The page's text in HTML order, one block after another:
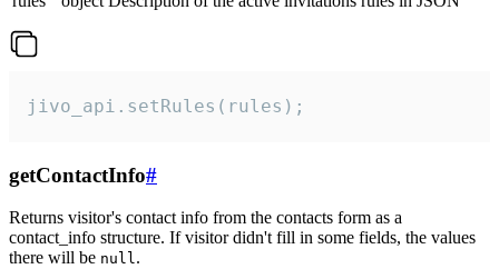
jivo_api.setRules(rules);
getContactInfo#
Returns visitor's contact info from the contacts form as a
contact_info structure. If visitor didn't fill in some fields, the values
there will be null.